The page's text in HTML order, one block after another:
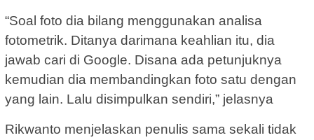
“‎Soal foto dia bilang menggunakan analisa
fotometrik. Ditanya darimana keahlian itu, dia
jawab cari di Google. Disana ada petunjuknya
kemudian dia membandingkan foto satu dengan
yang lain. Lalu disimpulkan sendiri,” jelasnya
Rikwanto menjelaskan penulis sama sekali tidak